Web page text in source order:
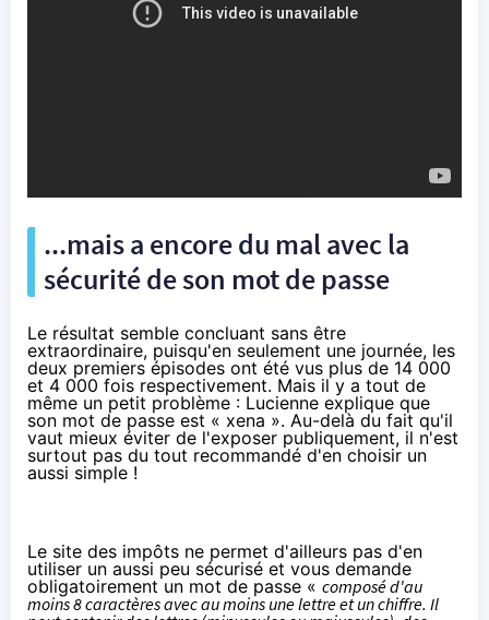
...mais a encore du mal avec la
sécurité de son mot de passe
Le résultat semble concluant sans être
extraordinaire, puisqu'en seulement une journée, les
deux premiers épisodes ont été vus plus de 14 000
et 4 000 fois respectivement. Mais il y a tout de
même un petit problème : Lucienne explique que
son mot de passe est « xena ». Au-delà du fait qu'il
vaut mieux éviter de l'exposer publiquement, il n'est
surtout pas du tout recommandé d'en choisir un
aussi simple !
Le site des impôts ne permet d'ailleurs pas d'en
utiliser un aussi peu sécurisé et vous demande
obligatoirement un mot de passe « composé d'au
moins 8 caractères avec au moins une lettre et un chiffre. Il